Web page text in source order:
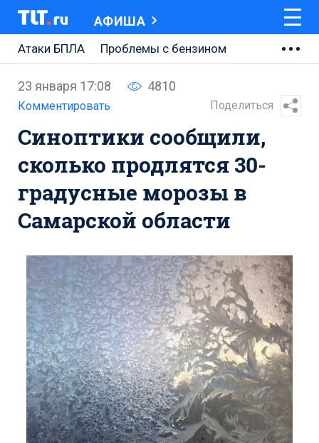
АФИША
Атаки БПЛА
Проблемы с бензином
Ремонт Центральной площади
Ремонт Обводного шоссе
Набережная Тольятти
Неделя Тольятти
23 января 17:08 4810
Комментировать Поделиться
Синоптики сообщили,
сколько продлятся 30-
градусные морозы в
Самарской области